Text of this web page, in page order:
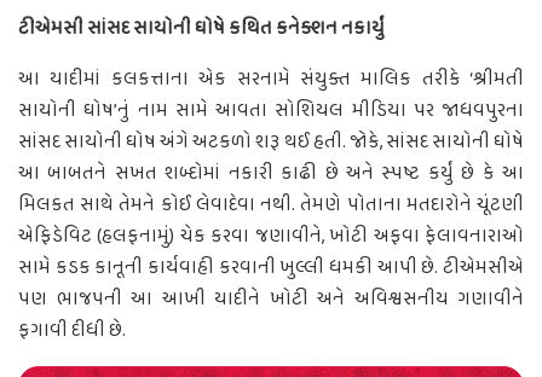
ટીએમસી સાંસદ સાયોની ઘોષે કથિત કનેક્શન નકાર્યું
આ યાદીમાં કલકત્તાના એક સરનામે સંયુક્ત માલિક તરીકે ‘શ્રીમતી
સાયોની ઘોષ’નું નામ સામે આવતા સોશિયલ મીડિયા પર જાધવપુરના
સાંસદ સાયોની ઘોષ અંગે અટકળો શરૂ થઈ હતી. જોકે, સાંસદ સાયોની ઘોષે
આ બાબતને સખત શબ્દોમાં નકારી કાઢી છે અને સ્પષ્ટ કર્યું છે કે આ
મિલકત સાથે તેમને કોઈ લેવાદેવા નથી. તેમણે પોતાના મતદારોને ચૂંટણી
એફિડેવિટ (હલફનામું) ચેક કરવા જણાવીને, ખોટી અફવા ફેલાવનારાઓ
સામે કડક કાનૂની કાર્યવાહી કરવાની ખુલ્લી ધમકી આપી છે. ટીએમસીએ
પણ ભાજપની આ આખી યાદીને ખોટી અને અવિશ્વસનીય ગણાવીને
ફગાવી દીધી છે.